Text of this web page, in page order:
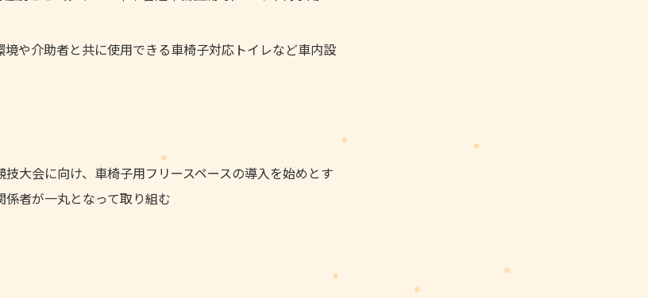
や介助者と共に使用できる車椅子対応トイレなど車内設
大会に向け、車椅子用フリースペースの導入を始めとす
者が一丸となって取り組む